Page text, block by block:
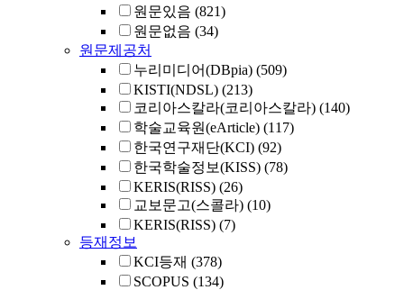
원문있음 (821)
원문없음 (34)
원문제공처
누리미디어(DBpia) (509)
KISTI(NDSL) (213)
코리아스칼라(코리아스칼라) (140)
학술교육원(eArticle) (117)
한국연구재단(KCI) (92)
한국학술정보(KISS) (78)
KERIS(RISS) (26)
교보문고(스콜라) (10)
KERIS(RISS) (7)
등재정보
KCI등재 (378)
SCOPUS (134)